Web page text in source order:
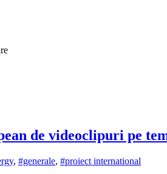
de videoclipuri pe
, #generale, #proiect international